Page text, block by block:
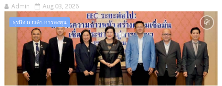
Admin Aug 03, 2026
ธุรกิจ การค้า การลงทุน​